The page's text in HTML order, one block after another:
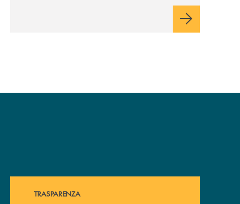
Hai bisogno di alcuni documenti ? Vai alla pagina della
TRASPARENZA